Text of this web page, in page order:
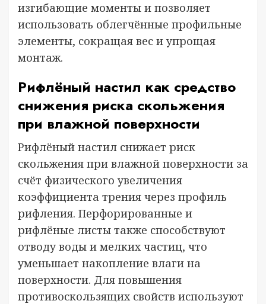
изгибающие моменты и позволяет
использовать облегчённые профильные
элементы, сокращая вес и упрощая
монтаж.
Рифлёный настил как средство
снижения риска скольжения
при влажной поверхности
Рифлёный настил снижает риск
скольжения при влажной поверхности за
счёт физического увеличения
коэффициента трения через профиль
рифления. Перфорированные и
рифлёные листы также способствуют
отводу воды и мелких частиц, что
уменьшает накопление влаги на
поверхности. Для повышения
противоскользящих свойств используют